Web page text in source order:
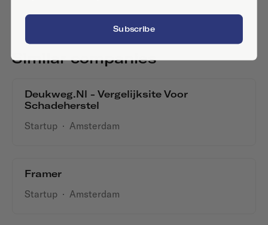
Similar companies
Deukweg.nl - Vergelijksite Voor
Schadeherstel
Startup · Amsterdam
Framer
Startup · Amsterdam
Subscribe